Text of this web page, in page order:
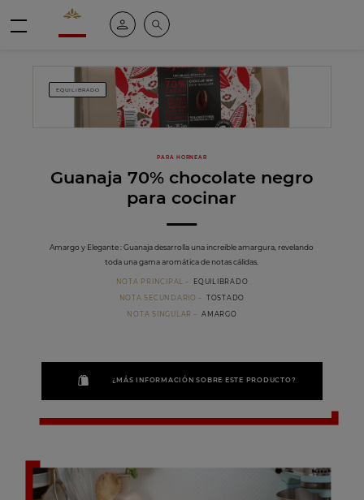
Valrhona - Imaginons le meilleur du chocolat
Mi cuentaBuscar
EQUILIBRADO
PARA HORNEAR
Guanaja 70% chocolate negro
para cocinar
Amargo y Elegante : Guanaja desarrolla una increíble amargura, revelando
toda una gama aromática de notas cálidas.
NOTA PRINCIPAL EQUILIBRADO
NOTA SECUNDARIO TOSTADO
NOTA SINGULAR AMARGO
¿MÁS INFORMACIÓN SOBRE ESTE PRODUCTO?